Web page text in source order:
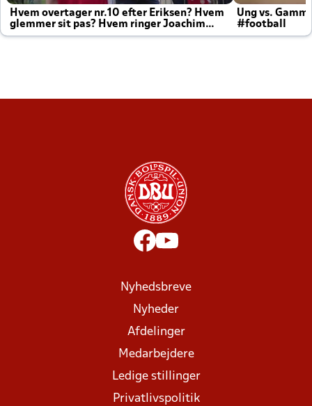
Hvem overtager nr.10 efter Eriksen? Hvem
glemmer sit pas? Hvem ringer Joachim
altid til efter kampe?
Ung vs.
#football
Nyhedsbreve
Nyheder
Afdelinger
Medarbejdere
Ledige stillinger
Privatlivspolitik